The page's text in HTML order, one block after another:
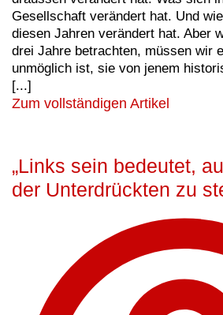
Gesellschaft verändert hat. Und
diesen Jahren verändert hat. Aber
drei Jahre betrachten, müssen wir
unmöglich ist, sie von jenem
[...]
Zum vollständigen Artikel
„Links sein bedeutet,
der Unterdrückten zu